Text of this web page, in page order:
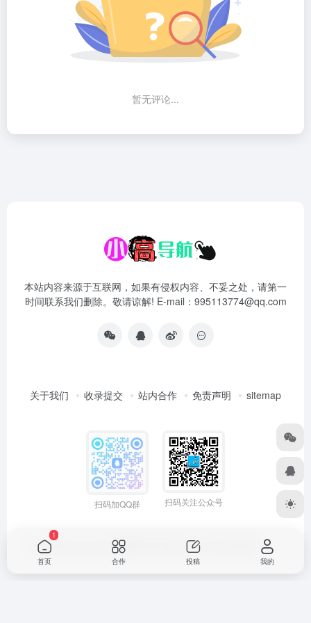
暂无评论...
本站内容来源于互联网，如果有侵权内容、不妥之处，请第一
时间联系我们删除。敬请谅解! E-mail：995113774@qq.com
关于我们 收录提交 站内合作 免责声明 sitemap
扫码加QQ群 扫码关注公众号
Copyright © 2026 小高导航网 粤ICP备2021165775号 网站统计
首页
1
合作 投稿 我的